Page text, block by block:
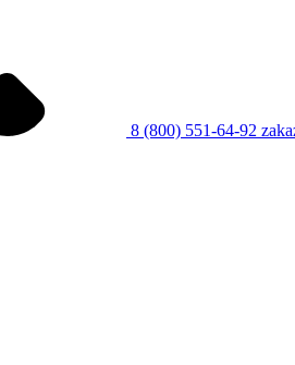
8 (800) 551-64-92